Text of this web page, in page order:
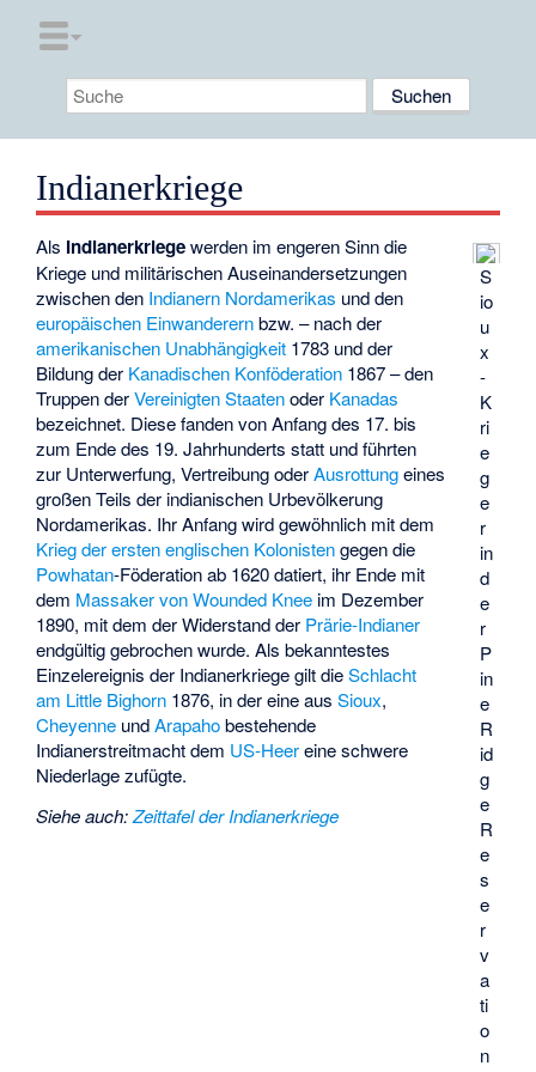
Indianerkriege
S
io
u
x
-
K
ri
e
g
e
r
in
d
e
r
P
in
e
R
id
g
e
R
e
s
e
r
v
a
ti
o
n
Als Indianerkriegewerden im engeren Sinn die
Kriege und militärischen Auseinandersetzungen
zwischen den Indianern Nordamerikas und den
europäischen Einwanderernbzw. – nach der
amerikanischen Unabhängigkeit 1783 und der
Bildung der Kanadischen Konföderation 1867 – den
Truppen derVereinigten Staatenoder Kanadas
bezeichnet. Diese fanden von Anfang des 17. bis
zum Ende des 19. Jahrhunderts statt und führten
zur Unterwerfung, Vertreibung oderAusrottungeines
großen Teils der indianischen Urbevölkerung
Nordamerikas. Ihr Anfang wird gewöhnlich mit dem
Krieg der ersten englischen Kolonistengegen die
Powhatan-Föderation ab 1620 datiert, ihr Ende mit
dem Massaker von Wounded Knee im Dezember
1890, mit dem der Widerstand der Prärie-Indianer
endgültig gebrochen wurde. Als bekanntestes
Einzelereignis der Indianerkriege gilt dieSchlacht
am Little Bighorn 1876, in der eine ausSioux,
Cheyenne undArapahobestehende
Indianerstreitmacht dem US-Heereine schwere
Niederlage zufügte.
Siehe auch:Zeittafel der Indianerkriege